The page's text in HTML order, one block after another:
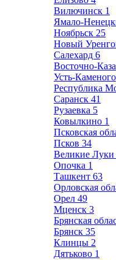
Вилючинск 1
Ямало-
Ноябрьск 25
Новый
Салехард 6
Восточно-
Усть-
Республика
Саранск 41
Рузаевка 5
Ковылкино 1
Псковская
Псков 34
Великие Луки
Опочка 1
Ташкент 63
Орловская
Орел 49
Мценск 3
Брянская
Брянск 35
Клинцы 2
Дятьково 1